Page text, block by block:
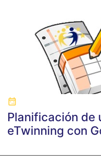
Planificación de
eTwinning con